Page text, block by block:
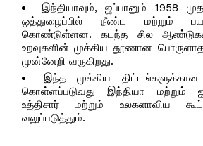
இந்தியாவும், ஜப்பானும் 1958
ஒத்துழைப்பில் நீண்ட மற்றும்
கொண்டுள்ளன. கடந்த சில
உறவுகளின் முக்கிய தூணான
முன்னேறி வருகிறது.
இந்த முக்கிய திட்டங்களுக்கான
கொள்ளப்படுவது இந்தியா மற்றும்
உத்திசார் மற்றும் உலகளாவிய
வலுப்படுத்தும்.